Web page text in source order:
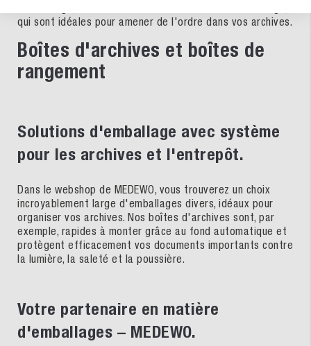
qui sont idéales pour amener de l'ordre dans vos archives.
Boîtes d'archives et boîtes de
rangement
Solutions d'emballage avec système
pour les archives et l'entrepôt.
Dans le webshop de MEDEWO, vous trouverez un choix
incroyablement large d'emballages divers, idéaux pour
organiser vos archives. Nos boîtes d'archives sont, par
exemple, rapides à monter grâce au fond automatique et
protègent efficacement vos documents importants contre
la lumière, la saleté et la poussière.
Votre partenaire en matière
d'emballages – MEDEWO.